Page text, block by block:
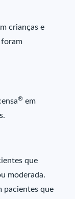
crianças e
foram
® em
que
moderada.
pacientes que